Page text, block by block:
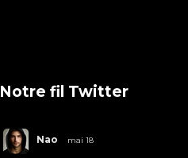
Notre fil Twitter
Nao mai 18